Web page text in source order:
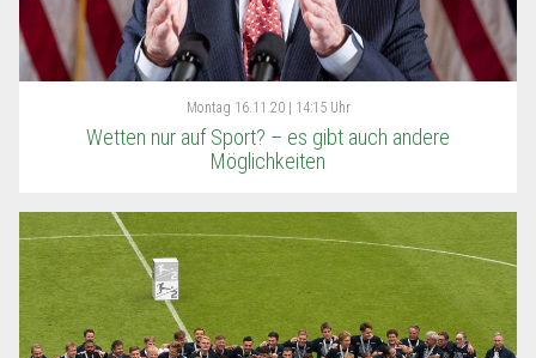
Montag 16.11.20 | 14:15 Uhr
Wetten nur auf Sport? – es gibt auch andere
Möglichkeiten